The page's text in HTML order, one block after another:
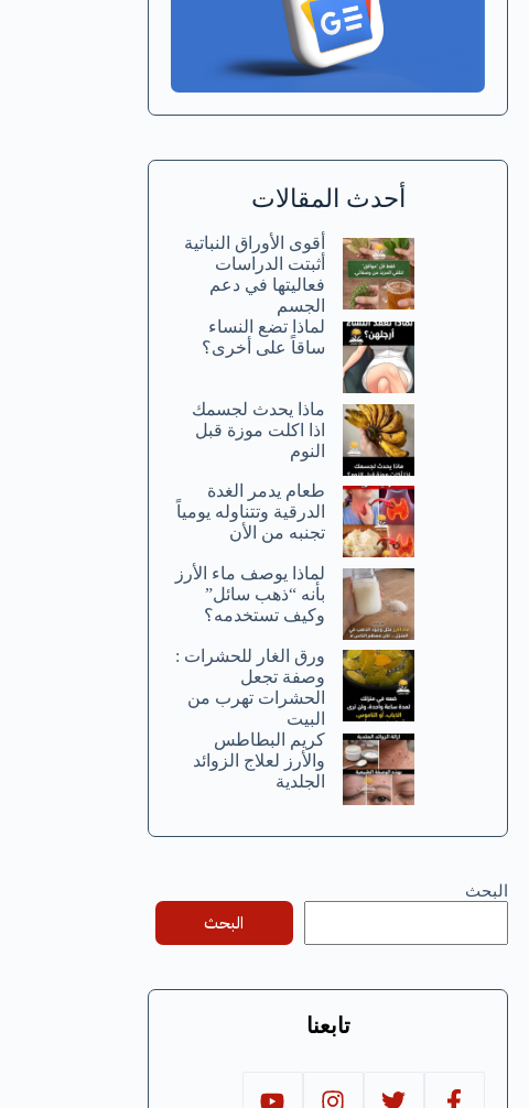
أحدث المقالات
أقوى الأوراق النباتية
أثبتت الدراسات
فعاليتها في دعم
الجسم
لماذا تضع النساء
ساقاً على أخرى؟
ماذا يحدث لجسمك
اذا اكلت موزة قبل
النوم
طعام يدمر الغدة
الدرقية وتتناوله يومياً
تجنبه من الأن
لماذا يوصف ماء الأرز
بأنه “ذهب سائل”
وكيف تستخدمه؟
ورق الغار للحشرات :
وصفة تجعل
الحشرات تهرب من
البيت
كريم البطاطس
والأرز لعلاج الزوائد
الجلدية
البحث
البحث
تابعنا